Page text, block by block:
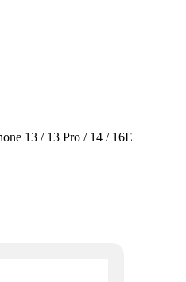
13 / 13 Pro / 14 / 16E